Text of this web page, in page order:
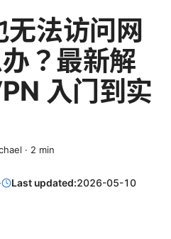
法访问网
？最新解
入门到实
· 2 min
· Last updated:2026-05-10